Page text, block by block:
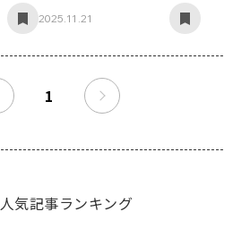
2025.11.21
1
人気記事ランキング